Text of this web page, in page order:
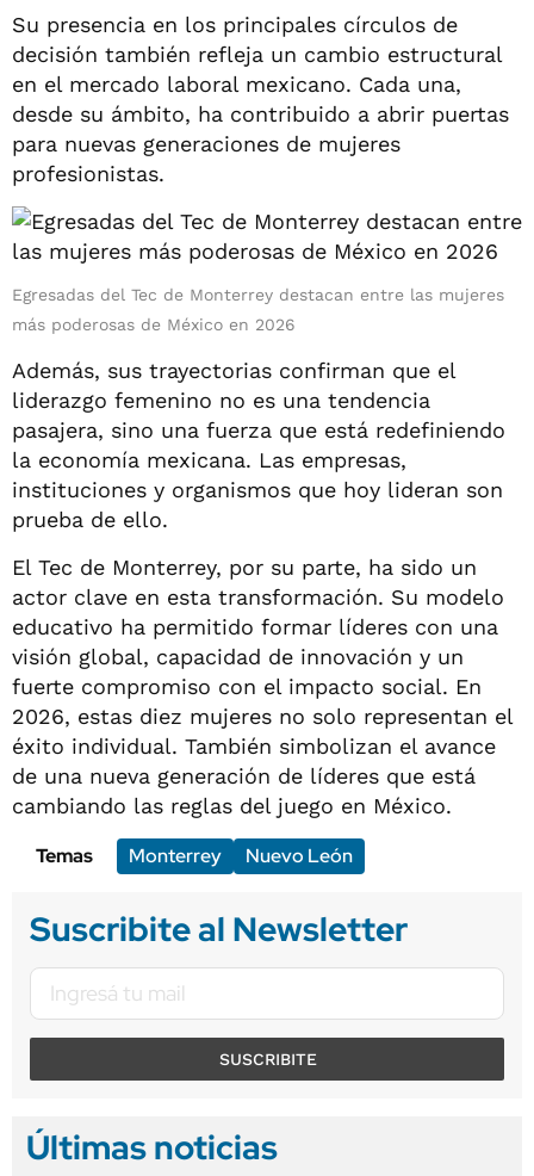
Su presencia en los principales círculos de
decisión también refleja un cambio estructural
en el mercado laboral mexicano. Cada una,
desde su ámbito, ha contribuido a abrir puertas
para nuevas generaciones de mujeres
profesionistas.
Egresadas del Tec de Monterrey destacan entre las mujeres
más poderosas de México en 2026
Además, sus trayectorias confirman que el
liderazgo femenino no es una tendencia
pasajera, sino una fuerza que está redefiniendo
la economía mexicana. Las empresas,
instituciones y organismos que hoy lideran son
prueba de ello.
El Tec de Monterrey, por su parte, ha sido un
actor clave en esta transformación. Su modelo
educativo ha permitido formar líderes con una
visión global, capacidad de innovación y un
fuerte compromiso con el impacto social. En
2026, estas diez mujeres no solo representan el
éxito individual. También simbolizan el avance
de una nueva generación de líderes que está
cambiando las reglas del juego en México.
Temas
Monterrey Nuevo León
Suscribite al Newsletter
SUSCRIBITE
Últimas noticias